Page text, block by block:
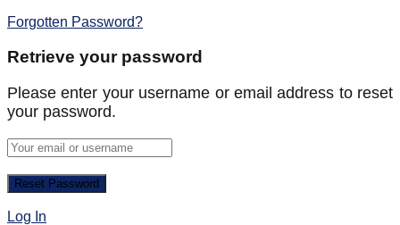
Forgotten Password?
Retrieve your password
Please enter your username or email address to reset
your password.
Log In